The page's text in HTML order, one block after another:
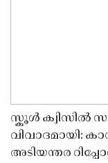
സ്കൂൾ ക്വിസിൽ
വിവാദമായി:
അടിയന്തര